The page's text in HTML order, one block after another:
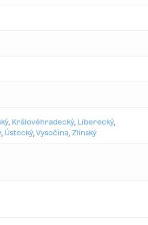
, Královéhradecký, Liberecký,
, Ústecký, Vysočina, Zlínský